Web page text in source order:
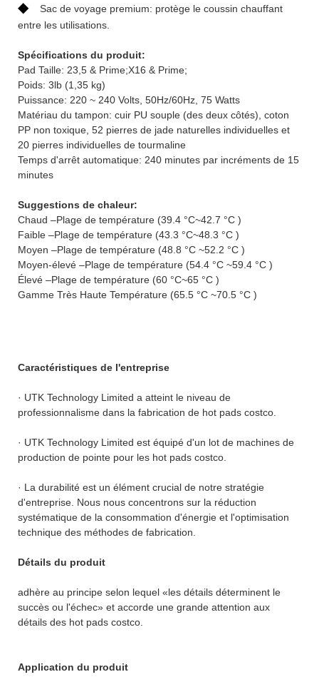
◆
Sac de voyage premium: protège le coussin chauffant
entre les utilisations.
Spécifications du produit:
Pad Taille: 23,5 & Prime;X16 & Prime;
Poids: 3lb (1,35 kg)
Puissance: 220 ~ 240 Volts, 50Hz/60Hz, 75 Watts
Matériau du tampon: cuir PU souple (des deux côtés), coton
PP non toxique, 52 pierres de jade naturelles individuelles et
20 pierres individuelles de tourmaline
Temps d'arrêt automatique: 240 minutes par incréments de 15
minutes
Suggestions de chaleur:
Chaud –Plage de température (39.4 °C~42.7 °C )
Faible –Plage de température (43.3 °C~48.3 °C )
Moyen –Plage de température (48.8 °C ~52.2 °C )
Moyen-élevé –Plage de température (54.4 °C ~59.4 °C )
Élevé –Plage de température (60 °C~65 °C )
Gamme Très Haute Température (65.5 °C ~70.5 °C )
Caractéristiques de l'entreprise
· UTK Technology Limited a atteint le niveau de
professionnalisme dans la fabrication de hot pads costco.
· UTK Technology Limited est équipé d'un lot de machines de
production de pointe pour les hot pads costco.
· La durabilité est un élément crucial de notre stratégie
d'entreprise. Nous nous concentrons sur la réduction
systématique de la consommation d'énergie et l'optimisation
technique des méthodes de fabrication.
Détails du produit
adhère au principe selon lequel «les détails déterminent le
succès ou l'échec» et accorde une grande attention aux
détails des hot pads costco.
Application du produit